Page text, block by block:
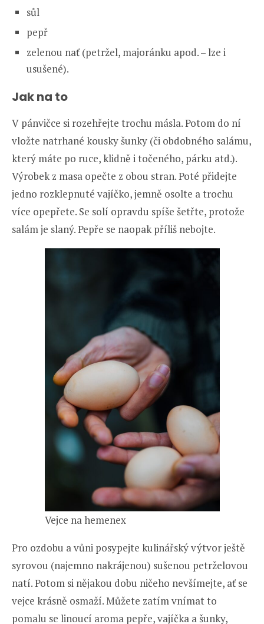
sůl
pepř
zelenou nať (petržel, majoránku apod. – lze i
usušené).
Jak na to
V pánvičce si rozehřejte trochu másla. Potom do ní
vložte natrhané kousky šunky (či obdobného salámu,
který máte po ruce, klidně i točeného, párku atd.).
Výrobek z masa opečte z obou stran. Poté přidejte
jedno rozklepnuté vajíčko, jemně osolte a trochu
více opepřete. Se solí opravdu spíše šetřte, protože
salám je slaný. Pepře se naopak příliš nebojte.
Vejce na hemenex
Pro ozdobu a vůni posypejte kulinářský výtvor ještě
syrovou (najemno nakrájenou) sušenou petrželovou
natí. Potom si nějakou dobu ničeho nevšímejte, ať se
vejce krásně osmaží. Můžete zatím vnímat to
pomalu se linoucí aroma pepře, vajíčka a šunky,